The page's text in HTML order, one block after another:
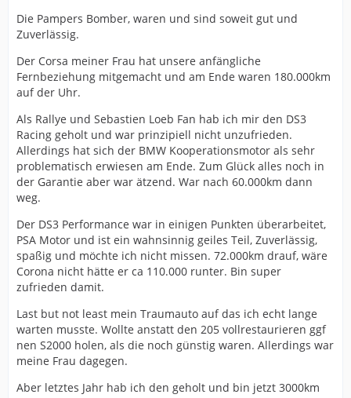
Die Pampers Bomber, waren und sind soweit gut und
Zuverlässig.
Der Corsa meiner Frau hat unsere anfängliche
Fernbeziehung mitgemacht und am Ende waren 180.000km
auf der Uhr.
Als Rallye und Sebastien Loeb Fan hab ich mir den DS3
Racing geholt und war prinzipiell nicht unzufrieden.
Allerdings hat sich der BMW Kooperationsmotor als sehr
problematisch erwiesen am Ende. Zum Glück alles noch in
der Garantie aber war ätzend. War nach 60.000km dann
weg.
Der DS3 Performance war in einigen Punkten überarbeitet,
PSA Motor und ist ein wahnsinnig geiles Teil, Zuverlässig,
spaßig und möchte ich nicht missen. 72.000km drauf, wäre
Corona nicht hätte er ca 110.000 runter. Bin super
zufrieden damit.
Last but not least mein Traumauto auf das ich echt lange
warten musste. Wollte anstatt den 205 vollrestaurieren ggf
nen S2000 holen, als die noch günstig waren. Allerdings war
meine Frau dagegen.
Aber letztes Jahr hab ich den geholt und bin jetzt 3000km